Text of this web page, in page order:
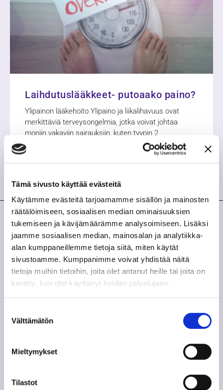
Tämä sivusto käyttää evästeitä
Käytämme evästeitä tarjoamamme sisällön ja mainosten
räätälöimiseen, sosiaalisen median ominaisuuksien
tukemiseen ja kävijämäärämme analysoimiseen. Lisäksi
jaamme sosiaalisen median, mainosalan ja analytiikka-
alan kumppaneillemme tietoja siitä, miten käytät
sivustoamme. Kumppanimme voivat yhdistää näitä
tietoja muihin tietoihin, joita olet antanut heille tai joita on
kerätty, kun olet käyttänyt heidän palvelujaan.
valinta
Välttämätön
Mieltymykset
Tilastot
Laihdutuslääkkeet- putoaako paino?
Ylipainon lääkehoito Ylipaino ja liikalihavuus ovat
merkittäviä terveysongelmia, jotka voivat johtaa
moniin vakaviin sairauksiin, kuten tyypin 2
diabetekseen, sydän- ja verisuonitauteihin sekä tuki-
ja liikuntaelinten